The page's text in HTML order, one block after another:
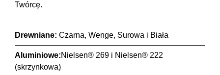
Twórcę.
Drewniane: Czarna, Wenge, Surowa i Biała
Aluminiowe:Nielsen® 269 i Nielsen® 222
(skrzynkowa)